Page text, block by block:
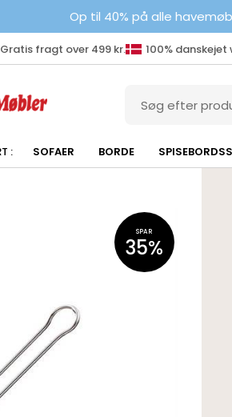
Op til 40% på alle
Gratis fragt over 499 kr. 100% danskejet
SOFAER BORDE
SPAR
35%